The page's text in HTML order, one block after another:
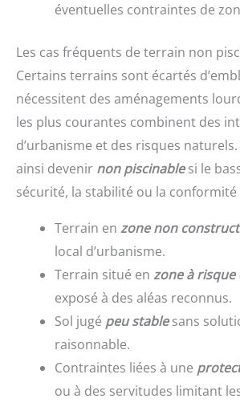
éventuelles contraintes de
Les cas fréquents de terrain non
Certains terrains sont écartés
nécessitent des aménagements
les plus courantes combinent des
d’urbanisme et des risques
ainsi devenir non piscinablesi le
sécurité, la stabilité ou la conformité
Terrain en zone non
local d’urbanisme.
Terrain situé en zone à risque
exposé à des aléas reconnus.
Sol jugé peu stablesans
raisonnable.
Contraintes liées à une
ou à des servitudes limitant